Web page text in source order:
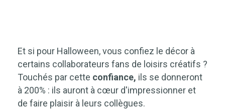
Et si pour Halloween, vous confiez le décor à
certains collaborateurs fans de loisirs créatifs ?
Touchés par cette confiance, ils se donneront
à 200% : ils auront à cœur d'impressionner et
de faire plaisir à leurs collègues.